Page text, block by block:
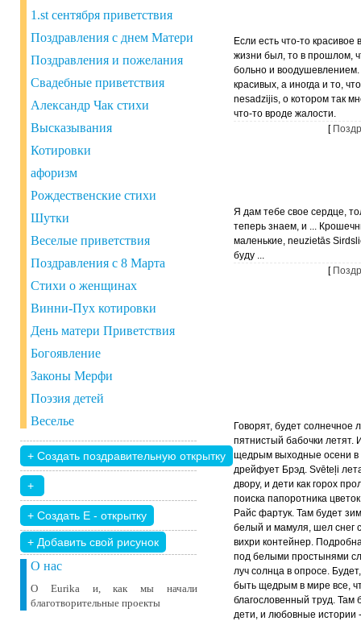
1.st сентября приветствия
Поздравления с днем Матери
Поздравления и пожелания
Свадебные приветствия
Александр Чак стихи
Высказывания
Котировки
афоризм
Рождественские стихи
Шутки
Веселые приветствия
Поздравления с 8 Марта
Стихи о женщинах
Винни-Пух котировки
День матери Приветствия
Богоявление
Законы Мерфи
Поэзия детей
Веселье
+ Добавить свой ​​рисунок
О нас
О Eurika и, как мы начали
благотворительные проекты
Если есть что-то красивое
жизни был, то в прошлом,
больно и
красивых, а иногда и то,
nesadzijis, о котором так
что-то вроде жалости.
[
Я дам тебе свое сердце,
теперь знаем, и ...
маленькие, neuzietās
буду ...
[
Говорят, будет солнечное
пятнистый бабочки летят.
щедрым выходные осени в
дрейфует Брэд. Svēteļi
двору, и дети как горох
поиска папоротника
Райс фартук. Там будет
белый и мамуля, шел снег
вихри контейнер.
под белыми простынями
луч солнца в опросе.
быть щедрым в мире все,
благословенный труд. Там
дети, и любовные истории